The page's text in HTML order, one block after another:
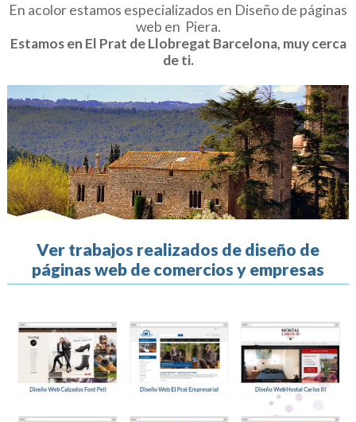
En acolor estamos especializados en Diseño de páginas
web en Piera.
Estamos en El Prat de Llobregat Barcelona, muy cerca
de ti.
Ver trabajos realizados de diseño de
páginas web de comercios y empresas